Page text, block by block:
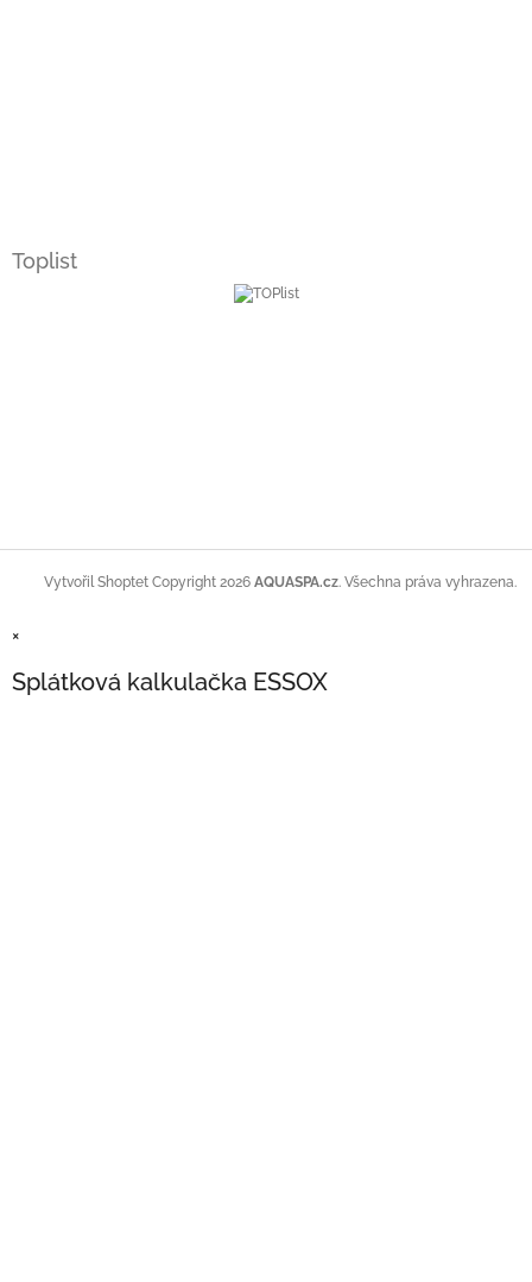
Toplist
Vytvořil Shoptet Copyright 2026 AQUASPA.cz. Všechna práva vyhrazena.
×
Splátková kalkulačka ESSOX